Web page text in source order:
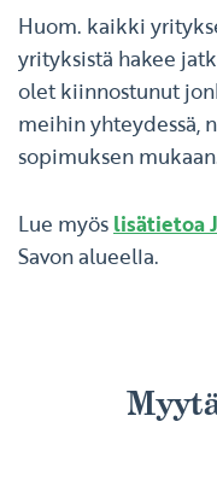
Huom. kaikki
yrityksistä hakee
olet kiinnostunut
meihin yhteydessä,
sopimuksen
Lue myös lisätietoa
Savon alueella.